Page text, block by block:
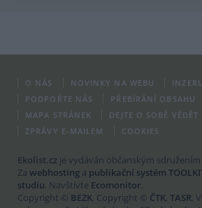
O NÁS NOVINKY NA WEBU
PODPOŘTE NÁS
PŘEBÍRÁNÍ OBSAHU
MAPA STRÁNEK
DEJTE O SOBĚ VĚDĚT
ZPRÁVY E-MAILEM
COOKIES
Ekolist.cz je vydáván občanským sdružením
Za webhosting a publikační systém
studiu. Navštivte Ecomonitor.
Copyright © BEZK. Copyright © ČTK, TASR.